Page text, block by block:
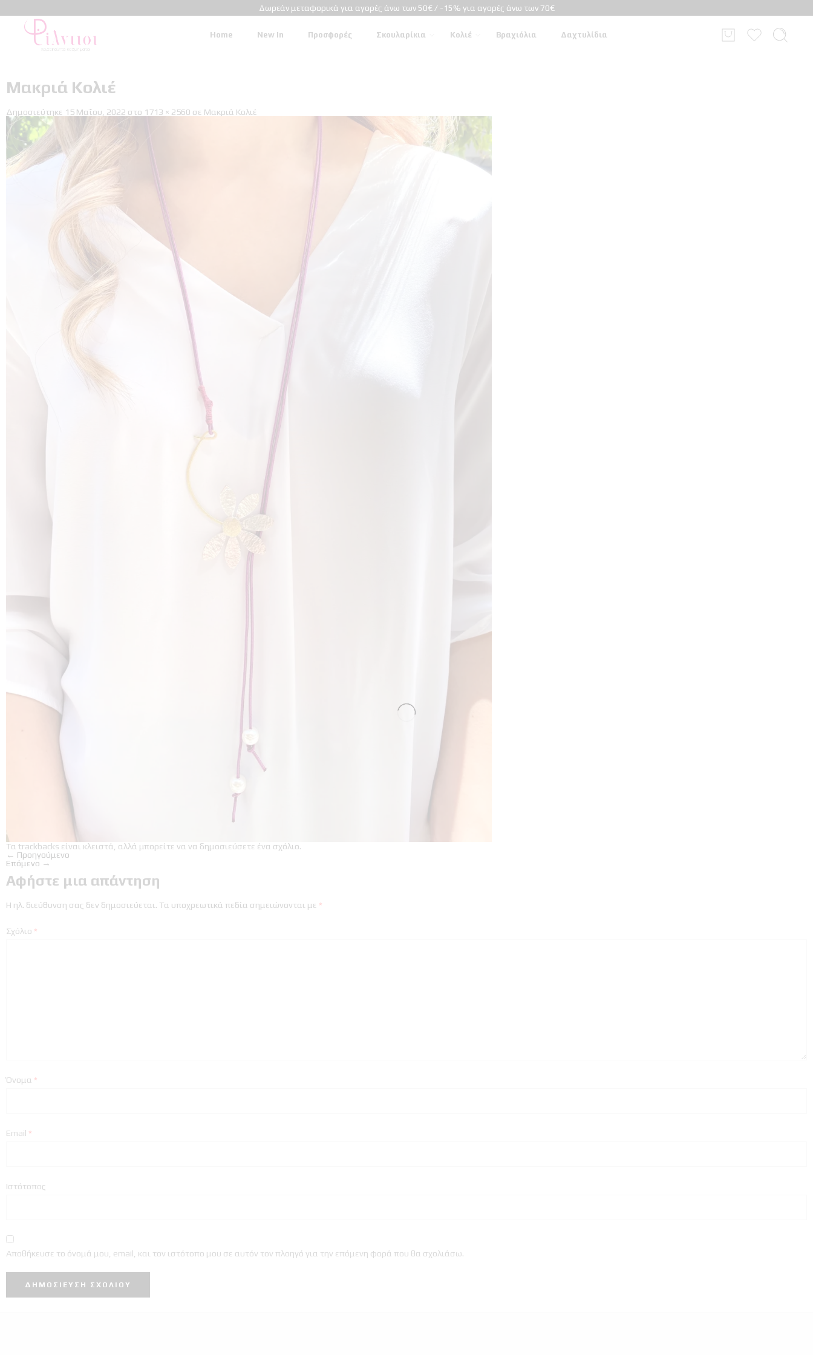
Δωρεάν μεταφορικά για αγορές άνω των 50€ / -15% για αγορές άνω των 70€
Home New In Προσφορές Σκουλαρίκια Κολιέ Βραχιόλια Δαχτυλίδια
Μακριά Κολιέ
Δημοσιεύτηκε 15 Μαΐου, 2022 στο 1713 × 2560 σε Μακριά Κολιέ
Τα trackbacks είναι κλειστά, αλλά μπορείτε να να δημοσιεύσετε ένα σχόλιο.
← Προηγούμενο
Επόμενο →
Αφήστε μια απάντηση
Η ηλ. διεύθυνση σας δεν δημοσιεύεται. Τα υποχρεωτικά πεδία σημειώνονται με *
Σχόλιο *
Όνομα *
Email *
Ιστότοπος
Αποθήκευσε το όνομά μου, email, και τον ιστότοπο μου σε αυτόν τον πλοηγό για την επόμενη φορά που θα σχολιάσω.